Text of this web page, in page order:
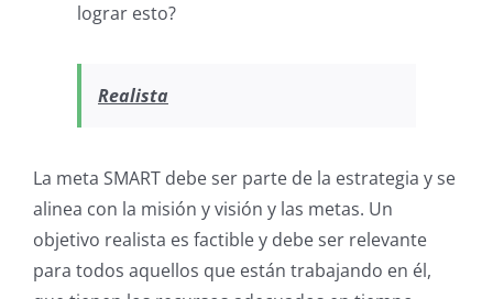
lograr esto?
Realista
La meta SMART debe ser parte de la estrategia y se
alinea con la misión y visión y las metas. Un
objetivo realista es factible y debe ser relevante
para todos aquellos que están trabajando en él,